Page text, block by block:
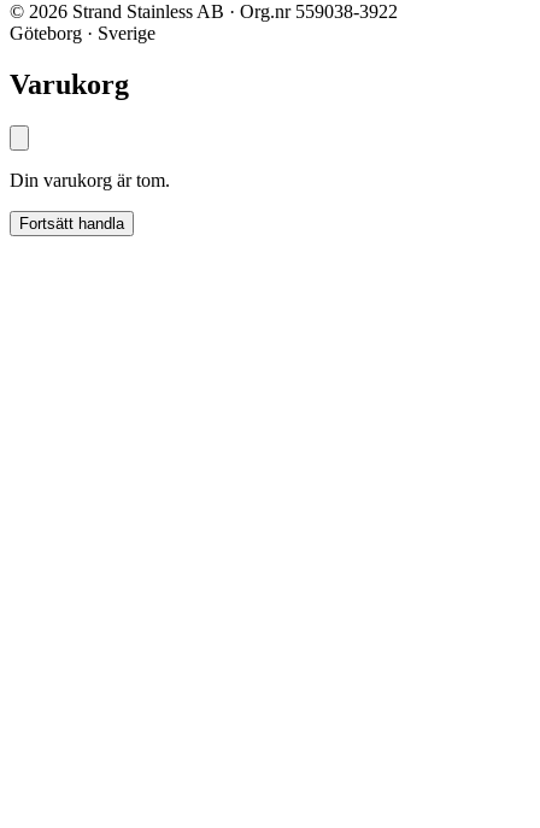
© 2026 Strand Stainless AB · Org.nr 559038-3922
Göteborg · Sverige
Varukorg
Din varukorg är tom.
Fortsätt handla